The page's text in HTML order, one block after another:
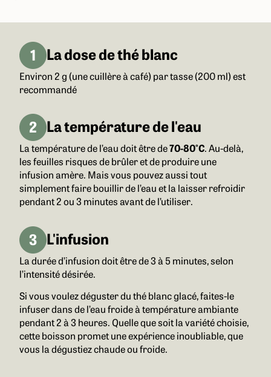
La dose de thé blanc
Environ 2 g (une cuillère à café) par tasse (200 ml)est
recommandé
La température de l'eau
La température de l’eau doit être de70-80°C. Au-delà,
les feuilles risques de brûler et de produire une
infusion amère. Mais vous pouvez aussi tout
simplement faire bouillir de l’eau et la laisser refroidir
pendant 2 ou 3 minutes avant de l’utiliser.
L'infusion
La durée d’infusion doit être de3 à 5 minutes, selon
l’intensité désirée.
Si vous voulez déguster du thé blanc glacé, faites-le
infuser dans de l’eau froide à température ambiante
pendant 2 à 3 heures. Quelle que soit la variété choisie,
cette boisson promet une expérience inoubliable, que
vous la dégustiez chaude ou froide.